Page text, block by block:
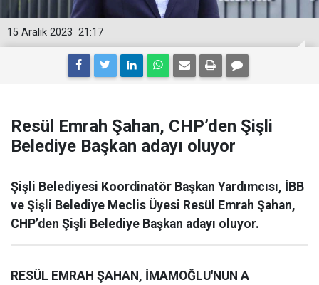
21:17
15 Aralık 2023
Resül Emrah Şahan, CHP’den Şişli
Belediye Başkan adayı oluyor
Şişli Belediyesi Koordinatör Başkan Yardımcısı, İBB
ve Şişli Belediye Meclis Üyesi Resül Emrah Şahan,
CHP’den Şişli Belediye Başkan adayı oluyor.
RESÜL EMRAH ŞAHAN, İMAMOĞLU'NUN A